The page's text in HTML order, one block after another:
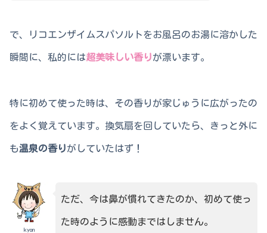
で、リコエンザイムスパソルトをお風呂のお湯に溶かした
瞬間に、私的には超美味しい香りが漂います。
特に初めて使った時は、その香りが家じゅうに広がったの
をよく覚えています。換気扇を回していたら、きっと外に
も温泉の香りがしていたはず！
kyon
ただ、今は鼻が慣れてきたのか、初めて使っ
た時のように感動まではしません。